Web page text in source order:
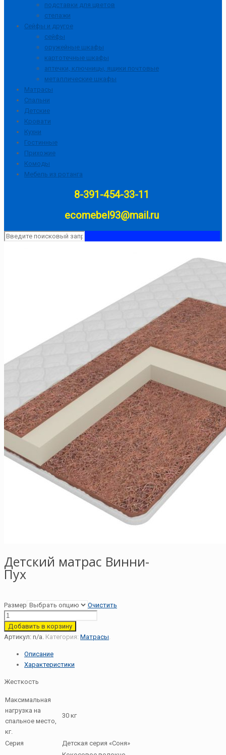
подставки для цветов
стелажи
Сейфы и другое
сейфы
оружейные шкафы
картотечные шкафы
аптечки, ключницы, ящики почтовые
металлические шкафы
Матрасы
Спальни
Детские
Кровати
Кухни
Гостинные
Прихожие
Комоды
Мебель из ротанга
8-391-454-33-11
ecomebel93@mail.ru
Детский матрас Винни-
Пух
Размер Очистить
Добавить в корзину
Артикул: n/a Категория: Матрасы
Описание
Характеристики
Жесткость
Максимальная
нагрузка на
спальное место,
кг.
30 кг
Серия
Детская серия «Соня»